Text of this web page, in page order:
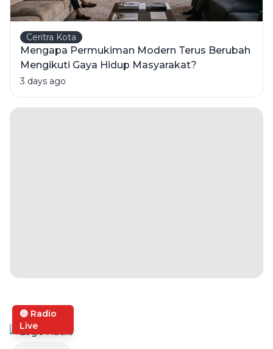
Ceritra Kota
Mengapa Permukiman Modern Terus Berubah
Mengikuti Gaya Hidup Masyarakat?
3 days ago
🔴 Radio
Live